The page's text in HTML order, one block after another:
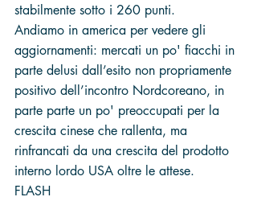
stabilmente sotto i 260 punti.
Andiamo in america per vedere gli
aggiornamenti: mercati un po' fiacchi in
parte delusi dall’esito non propriamente
positivo dell’incontro Nordcoreano, in
parte parte un po' preoccupati per la
crescita cinese che rallenta, ma
rinfrancati da una crescita del prodotto
interno lordo USA oltre le attese.
FLASH